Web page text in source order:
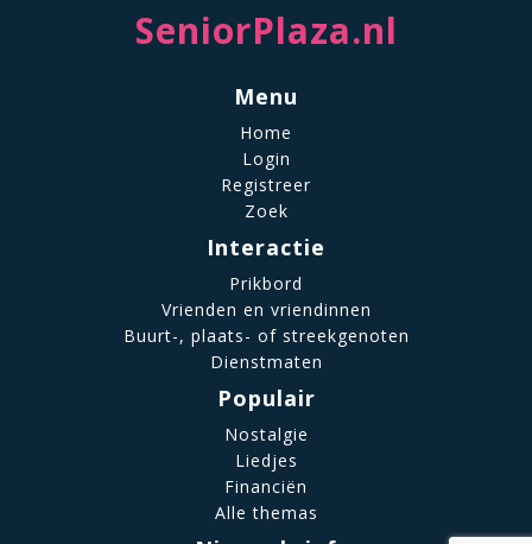
SeniorPlaza.nl
Menu
Home
Login
Registreer
Zoek
Interactie
Prikbord
Vrienden en vriendinnen
Buurt-, plaats- of streekgenoten
Dienstmaten
Populair
Nostalgie
Liedjes
Financiën
Alle themas